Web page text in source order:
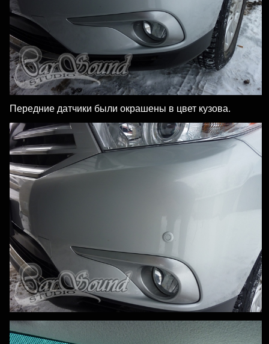
Передние датчики были окрашены в цвет кузова.